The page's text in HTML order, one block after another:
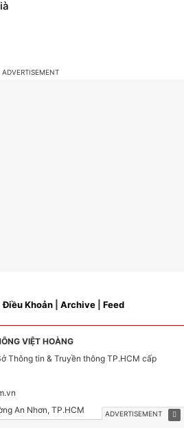
|Điều Khoản Archive Feed
VIỆT HOÀNG
Thông tin & Truyền thông TP.HCM cấp
An Nhơn, TP.HCM